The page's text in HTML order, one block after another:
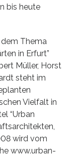
bis heute
Thema
in Erfurt”
Müller, Horst
steht im
Vielfalt in
“Urban
wird vom
www.urban-